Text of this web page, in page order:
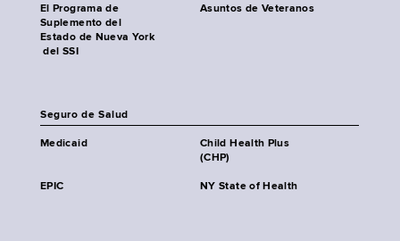
El Programa de
Suplemento del
Estado de Nueva York
del SSI
Asuntos de Veteranos
Seguro de Salud
Medicaid
Child Health Plus
(CHP)
EPIC NY State of Health